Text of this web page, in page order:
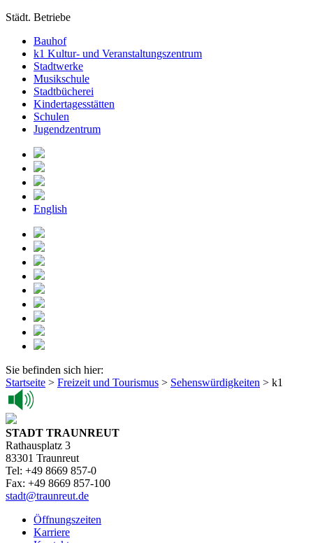
Städt. Betriebe
Bauhof
k1 Kultur- und Veranstaltungszentrum
Stadtwerke
Musikschule
Stadtbücherei
Kindertagesstätten
Schulen
Jugendzentrum
English
Sie befinden sich hier:
Startseite > Freizeit und Tourismus > Sehenswürdigkeiten > k1
STADT TRAUNREUT
Rathausplatz 3
83301 Traunreut
Tel: +49 8669 857-0
Fax: +49 8669 857-100
stadt@traunreut.de
Öffnungszeiten
Karriere